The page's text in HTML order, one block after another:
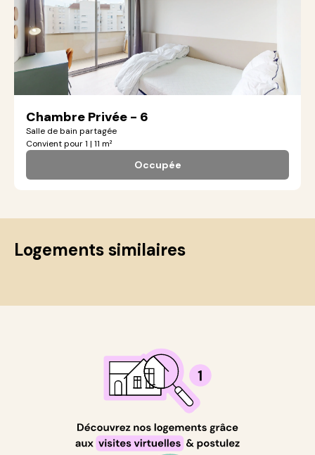
Chambre Privée - 6
Salle de bain partagée
Convient pour 1 | 11 m²
Occupée
Logements similaires